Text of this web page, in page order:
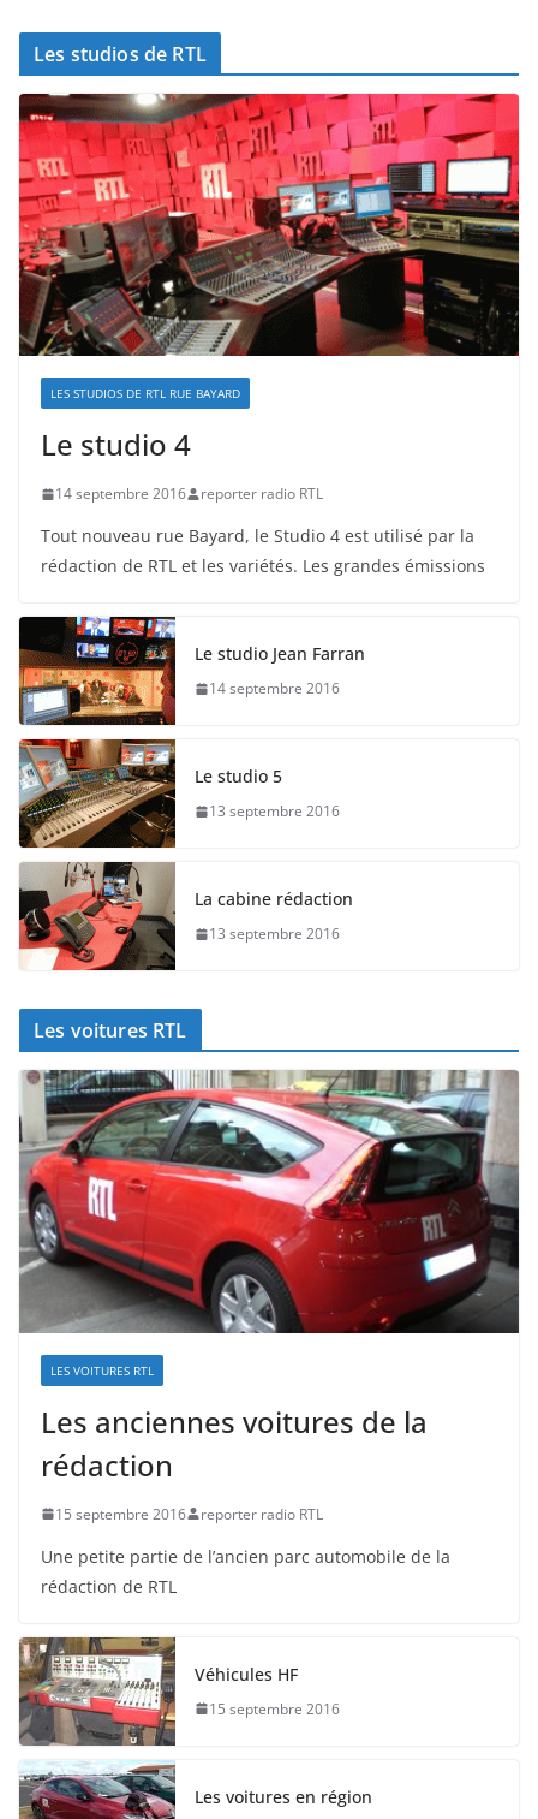
Les studios de RTL
LES STUDIOS DE RTL RUE BAYARD
Le studio 4
14 septembre 2016 reporter radio RTL
Tout nouveau rue Bayard, le Studio 4 est utilisé par la
rédaction de RTL et les variétés. Les grandes émissions
Le studio Jean Farran
14 septembre 2016
Le studio 5
13 septembre 2016
La cabine rédaction
13 septembre 2016
Les voitures RTL
LES VOITURES RTL
Les anciennes voitures de la
rédaction
15 septembre 2016 reporter radio RTL
Une petite partie de l’ancien parc automobile de la
rédaction de RTL
Véhicules HF
15 septembre 2016
Les voitures en région